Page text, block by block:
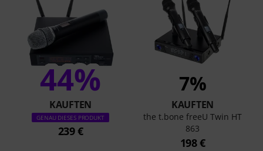
44%
KAUFTEN
GENAU DIESES PRODUKT
239 €
7%
KAUFTEN
the t.bone freeU Twin HT
863
198 €